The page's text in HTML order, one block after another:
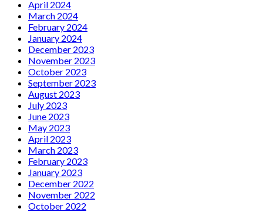
April 2024
March 2024
February 2024
January 2024
December 2023
November 2023
October 2023
September 2023
August 2023
July 2023
June 2023
May 2023
April 2023
March 2023
February 2023
January 2023
December 2022
November 2022
October 2022